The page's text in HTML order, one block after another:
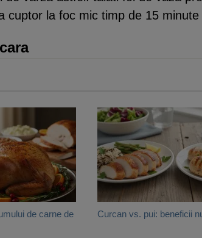
cuptor la foc mic timp de 15
de carne de
Curcan vs. pui: beneficii